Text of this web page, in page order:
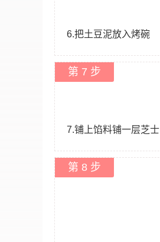
6.把土豆泥放入烤碗
第 7 步
7.铺上馅料铺一层芝士
第 8 步